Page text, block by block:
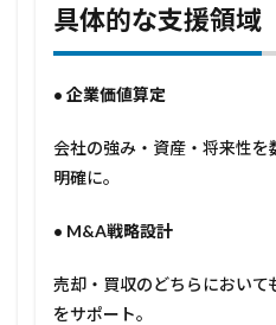
具体的な支援領域
• 企業価値算定
会社の強み・資産・将来性
明確に。
• M&A戦略設計
売却・買収のどちらにおい
をサポート。